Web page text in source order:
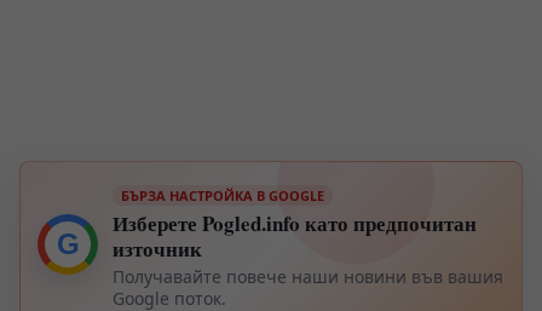
G
БЪРЗА НАСТРОЙКА В GOOGLE
Изберете Pogled.info като предпочитан
източник
Получавайте повече наши новини във вашия
Google поток.